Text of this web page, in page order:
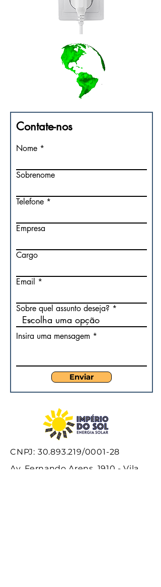
Contate-nos
Nome
Sobrenome
Telefone
Empresa
Cargo
Email
Sobre quel assunto deseja?
Insira uma mensagem
Enviar
CNPJ: 30.893.219/0001-28
Av. Fernando Arens, 1910 - Vila